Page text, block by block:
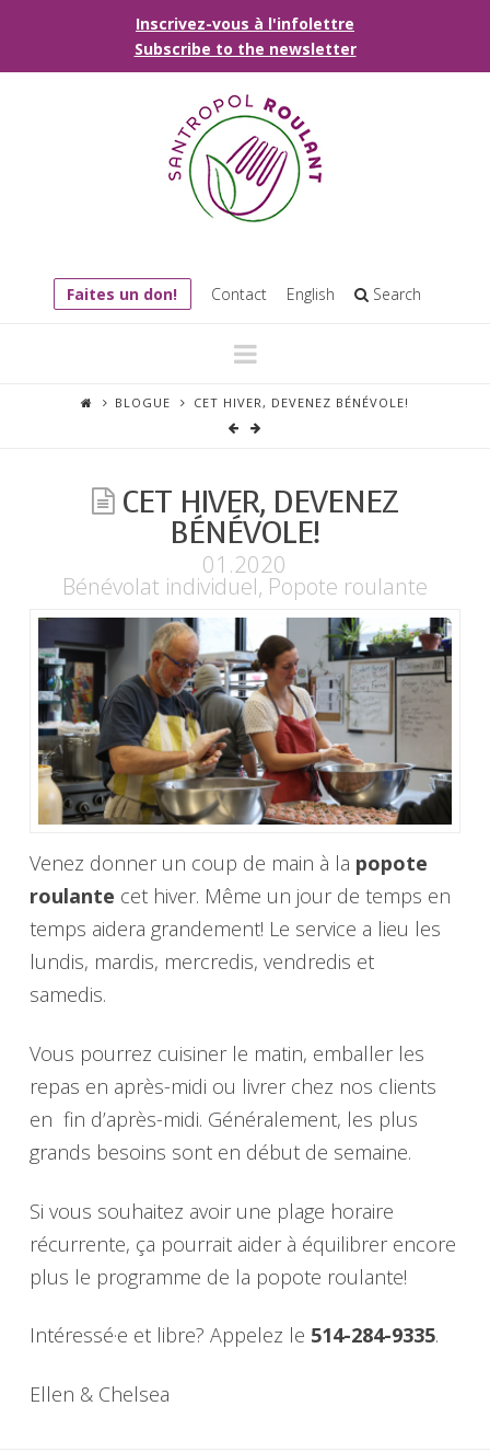
Inscrivez-vous à l'infolettre
Subscribe to the newsletter
Faites un don! Contact English Search
Navigation
BLOGUE CET HIVER, DEVENEZ BÉNÉVOLE!
CET HIVER, DEVENEZ
BÉNÉVOLE!
01.2020
Bénévolat individuel, Popote roulante
Venez donner un coup de main à la popote
roulante cet hiver. Même un jour de temps en
temps aidera grandement! Le service a lieu les
lundis, mardis, mercredis, vendredis et
samedis.
Vous pourrez cuisiner le matin, emballer les
repas en après-midi ou livrer chez nos clients
en fin d’après-midi. Généralement, les plus
grands besoins sont en début de semaine.
Si vous souhaitez avoir une plage horaire
récurrente, ça pourrait aider à équilibrer encore
plus le programme de la popote roulante!
Intéressé·e et libre? Appelez le 514-284-9335.
Ellen & Chelsea